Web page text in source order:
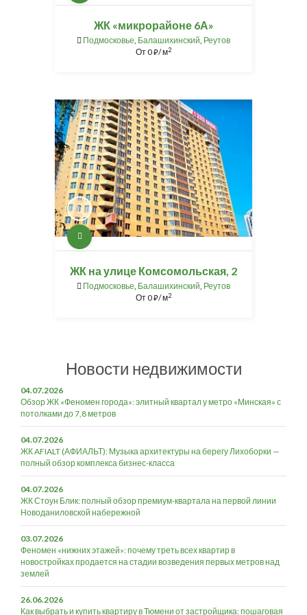
ЖК «микрорайоне 6А»
Подмосковье, Балашихинский, Реутов
От0⃏/ м2
ЖК на улице Комсомольская, 2
Подмосковье, Балашихинский, Реутов
От0⃏/ м2
Новости недвижимости
04.07.2026
Обзор ЖК «Феномен города»: элитный квартал у метро «Минская» с
потолками до 7,8 метров
04.07.2026
ЖК AFIALT (АФИАЛЬТ): Музыка архитектуры на берегу Лихоборки —
полный обзор комплекса бизнес-класса
04.07.2026
ЖК Стоун Блик: полный обзор премиум-квартала на первой линии
Новоданиловской набережной
03.07.2026
Феномен «нижних этажей»: почему треть всех квартир в
новостройках продается на стадии возведения первых метров над
землей
26.06.2026
Как выбрать и купить квартиру в Тюмени от застройщика: пошаговая